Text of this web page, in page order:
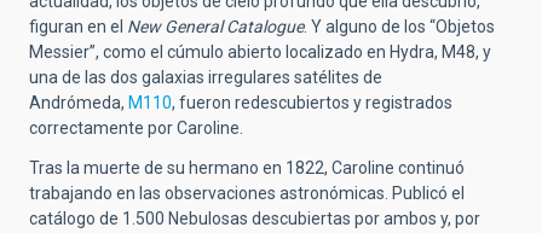
figuran en el New General Catalogue. Y alguno de los “Objetos
Messier”, como el cúmulo abierto localizado en Hydra, M48, y
una de las dos galaxias irregulares satélites de
Andrómeda, M110, fueron redescubiertos y registrados
correctamente por Caroline.
Tras la muerte de su hermano en 1822, Caroline continuó
trabajando en las observaciones astronómicas. Publicó el
catálogo de 1.500 Nebulosas descubiertas por ambos y, por